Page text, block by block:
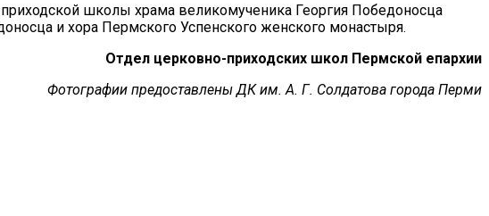
школы храма великомученика Георгия Победоносца
и хора Пермского Успенского женского монастыря.
Отдел церковно-приходских школ Пермской епархии
Фотографии предоставлены ДК им. А. Г. Солдатова города Перми